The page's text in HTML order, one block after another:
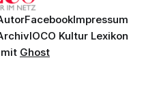
FacebookImpressum
IOCO Kultur Lexikon
Ghost